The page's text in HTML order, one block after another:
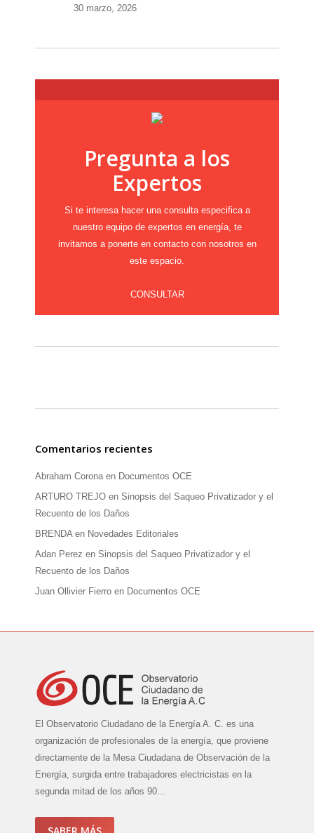
30 marzo, 2026
Pregunta a los
Expertos
Si te interesa hacer una consulta especifica a
nuestro equipo de expertos en energía, te
invitamos a ponerte en contacto con nosotros en
este espacio.
CONSULTAR
Comentarios recientes
Abraham Corona en Documentos OCE
ARTURO TREJO en Sinopsis del Saqueo Privatizador y el
Recuento de los Daños
BRENDA en Novedades Editoriales
Adan Perez en Sinopsis del Saqueo Privatizador y el
Recuento de los Daños
Juan Ollivier Fierro en Documentos OCE
El Observatorio Ciudadano de la Energía A. C. es una
organización de profesionales de la energía, que proviene
directamente de la Mesa Ciudadana de Observación de la
Energía, surgida entre trabajadores electricistas en la
segunda mitad de los años 90...